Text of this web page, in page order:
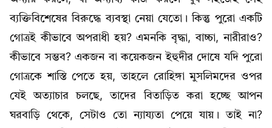
ব্যক্তিবিশেষের বিরুদ্ধে ব্যবস্থা নেয়া যেতো। কিন্তু পুরো একটি
গোত্রই কীভাবে অপরাধী হয়? এমনকি বৃদ্ধা, বাচ্চা, নারীরাও?
কীভাবে সম্ভব? একজন বা কয়েকজন ইহুদীর দোষে যদি পুরো
গোত্রকে শাস্তি পেতে হয়, তাহলে রোহিঙ্গা মুসলিমদের ওপর
যেই অত্যাচার চলছে, তাদের বিতাড়িত করা হচ্ছে আপন
ঘরবাড়ি থেকে, সেটাও তো ন্যায্যতা পেয়ে যায়। তাই না?